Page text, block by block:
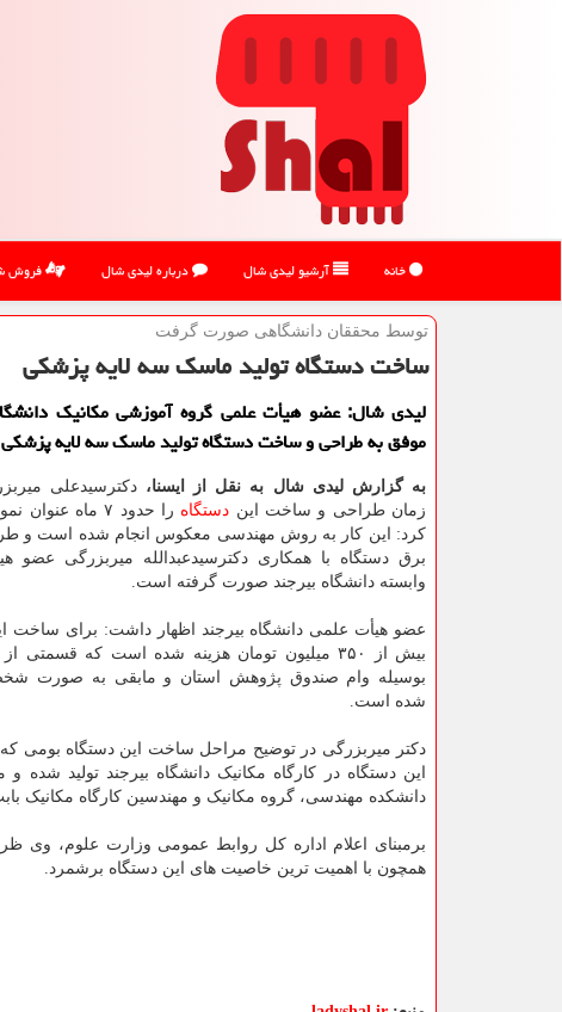
خانه آرشیو لیدی شال درباره لیدی شال فروش
توسط محققان دانشگاهی صورت گرفت
ساخت دستگاه تولید ماسك سه لایه پزشكی
لیدی شال: عضو هیأت علمی گروه آموزشی مکانیک
موفق به طراحی و ساخت دستگاه تولید ماسک سه لایه
به گزارش لیدی شال به نقل از ایسنا،دکترسیدعلی
زمان طراحی و ساخت این دستگاه
را حدود ۷ ماه
کرد: این کار به روش مهندسی معکوس انجام شده است و
برق دستگاه با همکاری دکترسیدعبدالله میربزرگی عضو
وابسته دانشگاه بیرجند صورت گرفته است.
عضو هیأت علمی دانشگاه بیرجند اظهار داشت: برای ساخت
بیش از ۳۵۰ میلیون تومان هزینه شده است که قسمتی
بوسیله وام صندوق پژوهش استان و مابقی به صورت
شده است.
دکتر میربزرگی در توضیح مراحل ساخت این دستگاه بومی
این دستگاه در کارگاه مکانیک دانشگاه بیرجند تولید
دانشکده مهندسی، گروه مکانیک و مهندسین کارگاه مکانیک
همچون با اهمیت ترین خاصیت های این دستگاه برشمرد.